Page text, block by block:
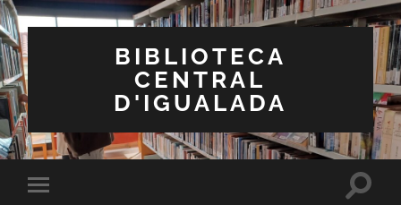
BIBLIOTECA
CENTRAL
D'IGUALADA
Toggle
Toggle